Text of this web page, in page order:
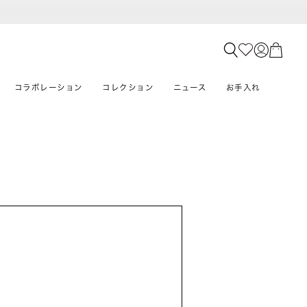
コラボレーション コレクション ニュース お手入れ